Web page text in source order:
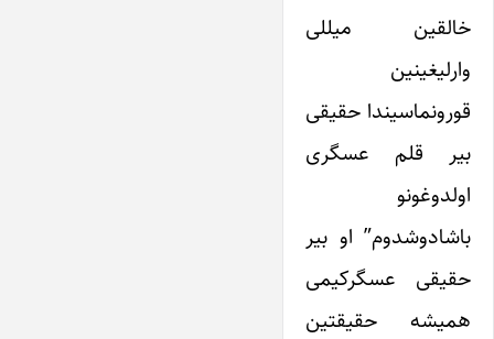
خالقین میللی
وارلیغینین
قورونماسیندا حقیقی
بیر قلم عسگری
اولدوغونو
باشادوشدوم” او بیر
حقیقی عسگرکیمی
همیشه حقیقتین